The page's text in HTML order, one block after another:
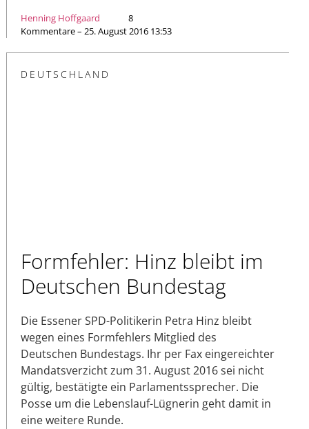
Henning Hoffgaard
8
Kommentare – 25. August 2016 13:53
DEUTSCHLAND
Formfehler: Hinz bleibt im
Deutschen Bundestag
Die Essener SPD-Politikerin Petra Hinz bleibt
wegen eines Formfehlers Mitglied des
Deutschen Bundestags. Ihr per Fax eingereichter
Mandatsverzicht zum 31. August 2016 sei nicht
gültig, bestätigte ein Parlamentssprecher. Die
Posse um die Lebenslauf-Lügnerin geht damit in
eine weitere Runde.